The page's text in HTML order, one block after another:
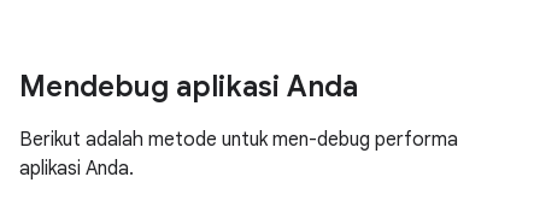
Mendebug aplikasi Anda
Berikut adalah metode untuk men-debug performa
aplikasi Anda.